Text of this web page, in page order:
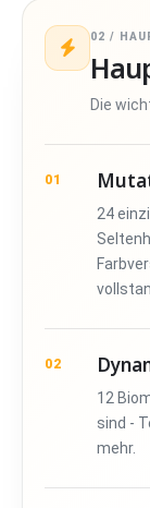
02 /
Die
01
24
02
12
sind -
mehr.